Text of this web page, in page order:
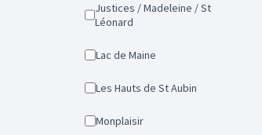
Justices / Madeleine / St
Léonard
Lac de Maine
Les Hauts de St Aubin
Monplaisir